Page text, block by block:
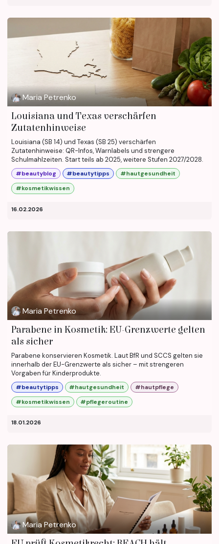
Maria Petrenko
Louisiana und Texas verschärfen
Zutatenhinweise
Louisiana (SB 14) und Texas (SB 25) verschärfen
Zutatenhinweise: QR-Infos, Warnlabels und strengere
Schulmahlzeiten. Start teils ab 2025, weitere Stufen 2027/2028.
#beautyblog #beautytipps
#hautgesundheit
#kosmetikwissen
16.02.2026
Maria Petrenko
Parabene in Kosmetik: EU-Grenzwerte gelten
als sicher
Parabene konservieren Kosmetik. Laut BfR und SCCS gelten sie
innerhalb der EU-Grenzwerte als sicher – mit strengeren
Vorgaben für Kinderprodukte.
#beautytipps #hautgesundheit
#hautpflege
#kosmetikwissen
#pflegeroutine
18.01.2026
Maria Petrenko